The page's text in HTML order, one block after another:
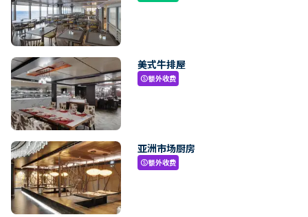
美式牛排屋
paid额外收费
亚洲市场厨房
paid额外收费